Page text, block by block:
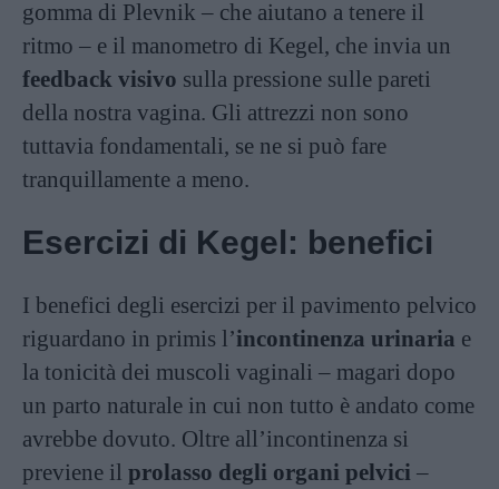
gomma di Plevnik – che aiutano a tenere il
ritmo – e il manometro di Kegel, che invia un
feedback visivo sulla pressione sulle pareti
della nostra vagina. Gli attrezzi non sono
tuttavia fondamentali, se ne si può fare
tranquillamente a meno.
Esercizi di Kegel: benefici
I benefici degli esercizi per il pavimento pelvico
riguardano in primis l’incontinenza urinaria e
la tonicità dei muscoli vaginali – magari dopo
un parto naturale in cui non tutto è andato come
avrebbe dovuto. Oltre all’incontinenza si
previene il prolasso degli organi pelvici –